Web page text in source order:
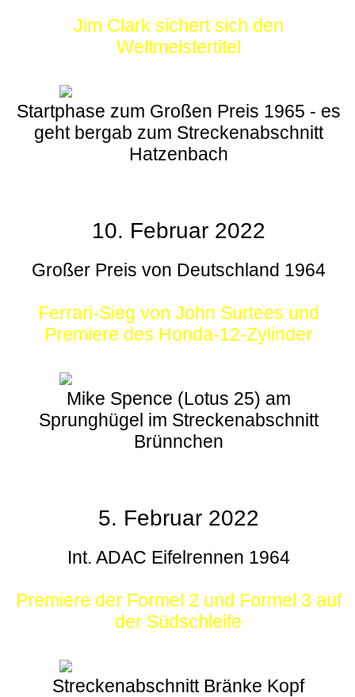
Jim Clark sichert sich den
Weltmeistertitel
Startphase zum Großen Preis 1965 - es
geht bergab zum Streckenabschnitt
Hatzenbach
10. Februar 2022
Großer Preis von Deutschland 1964
Ferrari-Sieg von John Surtees und
Premiere des Honda-12-Zylinder
Mike Spence (Lotus 25) am
Sprunghügel im Streckenabschnitt
Brünnchen
5. Februar 2022
Int. ADAC Eifelrennen 1964
Premiere der Formel 2 und Formel 3 auf
der Südschleife
Streckenabschnitt Bränke Kopf